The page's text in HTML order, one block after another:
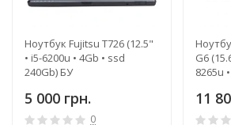
Ноутбук Fujitsu T726 (12.5"
• i5-6200u • 4Gb • ssd
240Gb) БУ
5 000 грн.
0
G6
8265u
11